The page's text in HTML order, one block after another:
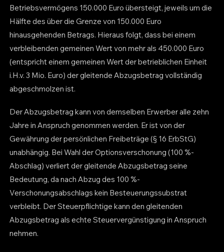
Betriebsvermögens 150.000 Euro übersteigt, jeweils um die
Hälfte des über die Grenze von 150.000 Euro
hinausgehenden Betrags. Hieraus folgt, dass bei einem
verbleibenden gemeinen Wert von mehr als 450.000 Euro
(entspricht einem gemeinen Wert der betrieblichen Einheit
i.H.v. 3 Mio. Euro) der gleitende Abzugsbetrag vollständig
abgeschmolzen ist.
Der Abzugsbetrag kann von demselben Erwerber alle zehn
Jahre in Anspruch genommen werden. Er ist von der
Gewährung der persönlichen Freibeträge (§ 16 ErbStG)
unabhängig. Bei Wahl der Optionsverschonung (100 %-
Abschlag) verliert der gleitende Abzugsbetrag seine
Bedeutung, da nach Abzug des 100 %-
Verschonungsabschlags kein Besteuerungssubstrat
verbleibt. Der Steuerpflichtige kann den gleitenden
Abzugsbetrag als echte Steuervergünstigung in Anspruch
nehmen.